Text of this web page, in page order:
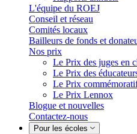
L'équipe du ROEJ
Conseil et réseau
Comités locaux
Bailleurs de fonds et
Nos prix
Le Prix des juges en
Le Prix des
Le Prix
Le Prix Lennox
Blogue et nouvelles
Contactez-nous
Pour les écoles